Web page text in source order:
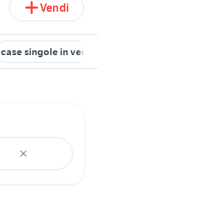
Vendi
case singole in vendita a chioggia